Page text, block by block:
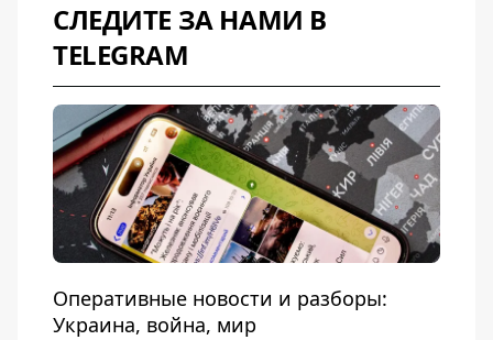
СЛЕДИТЕ ЗА НАМИ В
TELEGRAM
Оперативные новости и разборы:
Украина, война, мир